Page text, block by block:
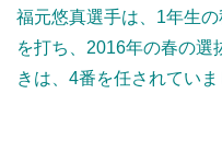
福元悠真選手は、1年生
を打ち、2016年の春の選
きは、4番を任されていま